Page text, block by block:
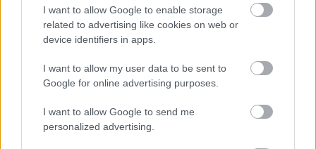
I want to allow Google to enable storage
related to advertising like cookies on web or
device identifiers in apps.
I want to allow my user data to be sent to
Google for online advertising purposes.
I want to allow Google to send me
personalized advertising.
Meglepetés! 10 éve megjelent Samsung Galaxy
mobilok kaptak szoftverfrissítést